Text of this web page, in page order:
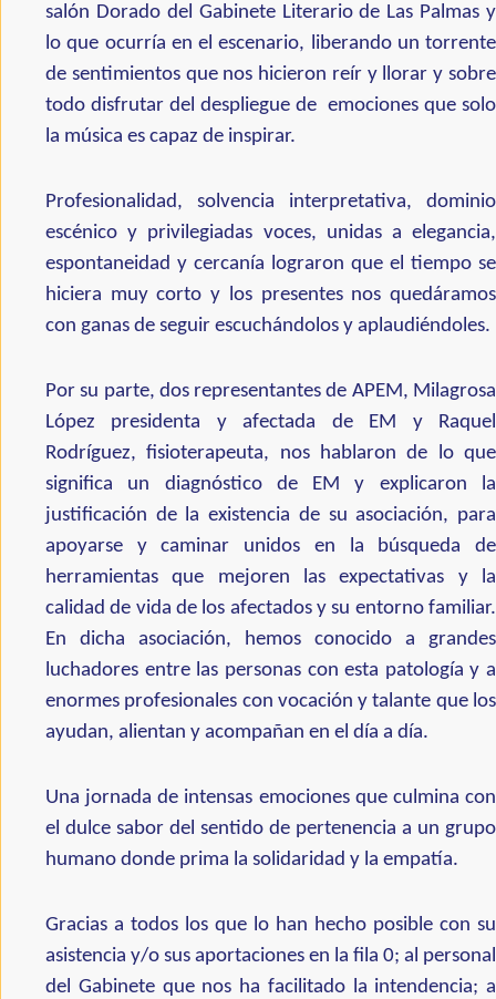
salón Dorado del Gabinete Literario de Las Palmas y
lo que ocurría en el escenario, liberando un torrente
de sentimientos que nos hicieron reír y llorar y sobre
todo disfrutar del despliegue de emociones que solo
la música es capaz de inspirar.
Profesionalidad, solvencia interpretativa, dominio
escénico y privilegiadas voces, unidas a elegancia,
espontaneidad y cercanía lograron que el tiempo se
hiciera muy corto y los presentes nos quedáramos
con ganas de seguir escuchándolos y aplaudiéndoles.
Por su parte, dos representantes de APEM, Milagrosa
López presidenta y afectada de EM y Raquel
Rodríguez, fisioterapeuta, nos hablaron de lo que
significa un diagnóstico de EM y explicaron la
justificación de la existencia de su asociación, para
apoyarse y caminar unidos en la búsqueda de
herramientas que mejoren las expectativas y la
calidad de vida de los afectados y su entorno familiar.
En dicha asociación, hemos conocido a grandes
luchadores entre las personas con esta patología y a
enormes profesionales con vocación y talante que los
ayudan, alientan y acompañan en el día a día.
Una jornada de intensas emociones que culmina con
el dulce sabor del sentido de pertenencia a un grupo
humano donde prima la solidaridad y la empatía.
Gracias a todos los que lo han hecho posible con su
asistencia y/o sus aportaciones en la fila 0; al personal
del Gabinete que nos ha facilitado la intendencia; a